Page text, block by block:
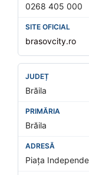
0268 405 000
brasovcity.ro
Brăila
Brăila
Piața